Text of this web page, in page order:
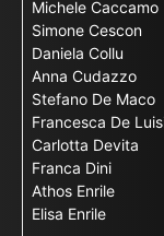
Michele Caccamo
Simone Cescon
Daniela Collu
Anna Cudazzo
Stefano De Maco
Francesca De
Carlotta Devita
Franca Dini
Athos Enrile
Elisa Enrile